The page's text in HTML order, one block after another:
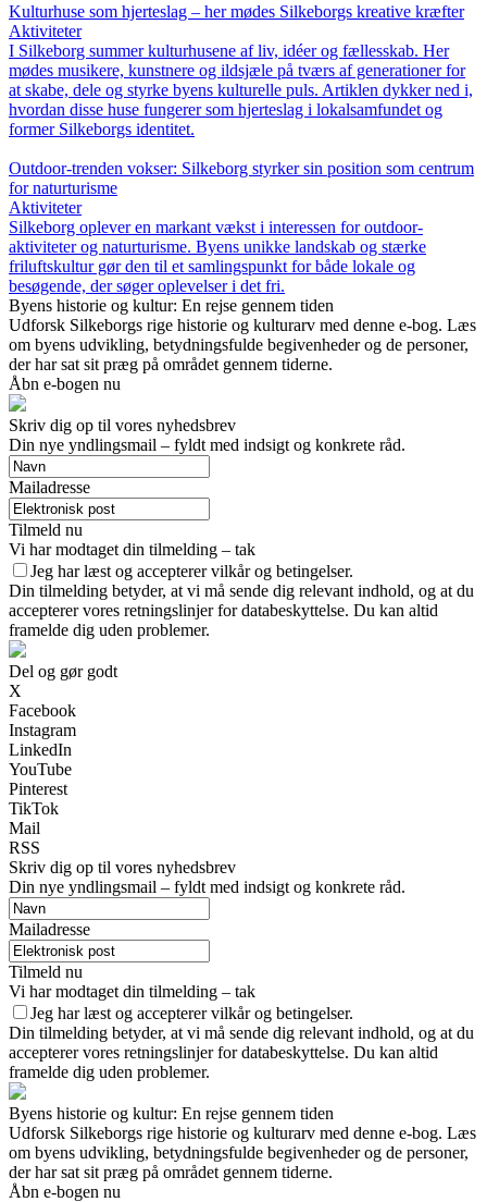
Kulturhuse som hjerteslag – her mødes Silkeborgs kreative kræfter
Aktiviteter
I Silkeborg summer kulturhusene af liv, idéer og fællesskab. Her
mødes musikere, kunstnere og ildsjæle på tværs af generationer for
at skabe, dele og styrke byens kulturelle puls. Artiklen dykker ned i,
hvordan disse huse fungerer som hjerteslag i lokalsamfundet og
former Silkeborgs identitet.
Outdoor-trenden vokser: Silkeborg styrker sin position som centrum
for naturturisme
Aktiviteter
Silkeborg oplever en markant vækst i interessen for outdoor-
aktiviteter og naturturisme. Byens unikke landskab og stærke
friluftskultur gør den til et samlingspunkt for både lokale og
besøgende, der søger oplevelser i det fri.
Byens historie og kultur: En rejse gennem tiden
Udforsk Silkeborgs rige historie og kulturarv med denne e-bog. Læs
om byens udvikling, betydningsfulde begivenheder og de personer,
der har sat sit præg på området gennem tiderne.
Åbn e-bogen nu
Skriv dig op til vores nyhedsbrev
Din nye yndlingsmail – fyldt med indsigt og konkrete råd.
Mailadresse
Tilmeld nu
Vi har modtaget din tilmelding – tak
Jeg har læst og accepterer vilkår og betingelser.
Din tilmelding betyder, at vi må sende dig relevant indhold, og at du
accepterer vores retningslinjer for databeskyttelse. Du kan altid
framelde dig uden problemer.
Del og gør godt
X
Facebook
Instagram
LinkedIn
YouTube
Pinterest
TikTok
Mail
RSS
Skriv dig op til vores nyhedsbrev
Din nye yndlingsmail – fyldt med indsigt og konkrete råd.
Mailadresse
Tilmeld nu
Vi har modtaget din tilmelding – tak
Jeg har læst og accepterer vilkår og betingelser.
Din tilmelding betyder, at vi må sende dig relevant indhold, og at du
accepterer vores retningslinjer for databeskyttelse. Du kan altid
framelde dig uden problemer.
Byens historie og kultur: En rejse gennem tiden
Udforsk Silkeborgs rige historie og kulturarv med denne e-bog. Læs
om byens udvikling, betydningsfulde begivenheder og de personer,
der har sat sit præg på området gennem tiderne.
Åbn e-bogen nu